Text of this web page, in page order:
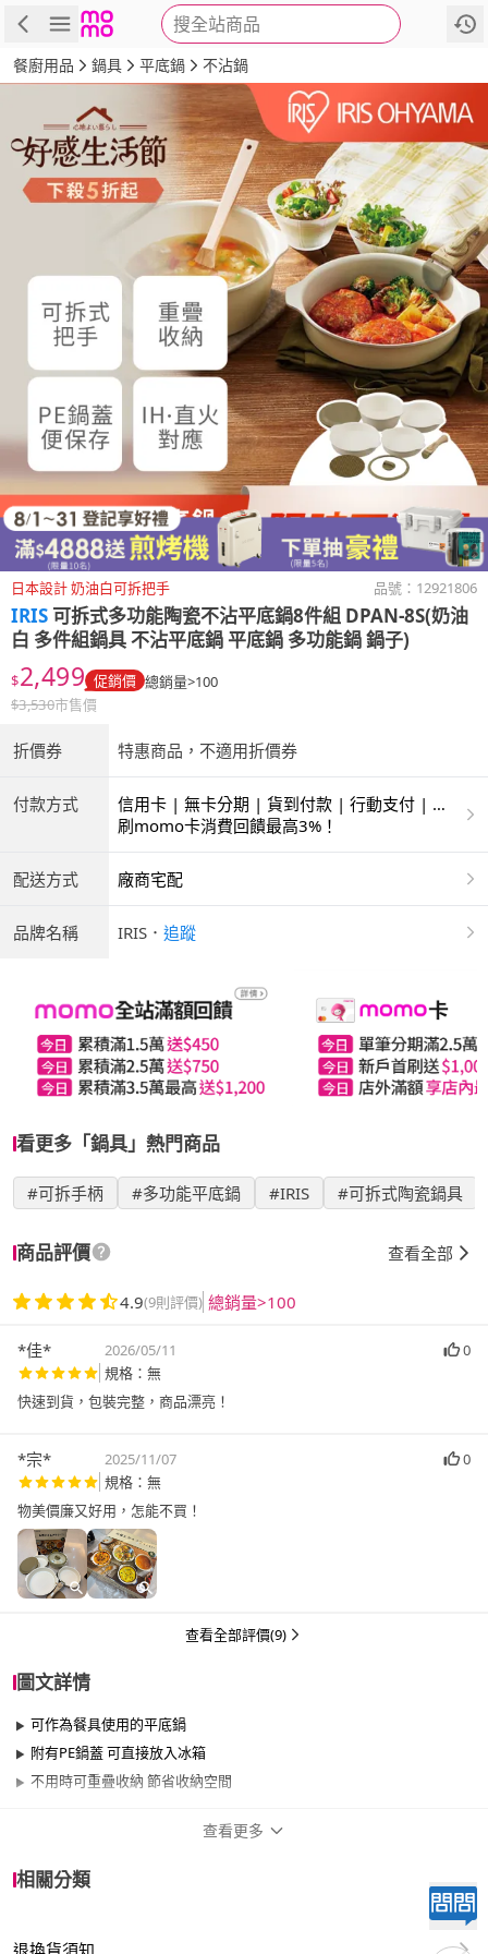
搜全站商品
商品 評價 詳情
餐廚用品 鍋具 平底鍋 不沾鍋
日本設計 奶油白可拆把手 品號： 12921806
IRIS 可拆式多功能陶瓷不沾平底鍋8件組 DPAN-8S(奶油
白 多件組鍋具 不沾平底鍋 平底鍋 多功能鍋 鍋子)
$2,499 促銷價 總銷量>100
$3,530市售價
折價券 特惠商品，不適用折價券
付款方式
信用卡 | 無卡分期 | 貨到付款 | 行動支付 | 超
商付款 | ATM | 銀聯卡
刷momo卡消費回饋最高3%！
配送方式 廠商宅配
品牌名稱 IRIS ． 追蹤
看更多「鍋具」熱門商品
#可拆手柄 #多功能平底鍋 #IRIS #可拆式陶瓷鍋具
商品評價 查看全部
4.9(9則評價) 總銷量>100
*佳* 2026/05/11
0
規格：無
快速到貨，包裝完整，商品漂亮！
*宗* 2025/11/07
0
規格：無
物美價廉又好用，怎能不買！
查看全部評價(9)
圖文詳情
可作為餐具使用的平底鍋
附有PE鍋蓋 可直接放入冰箱
不用時可重疊收納 節省收納空間
尺寸
查看更多
相關分類
退換貨須知